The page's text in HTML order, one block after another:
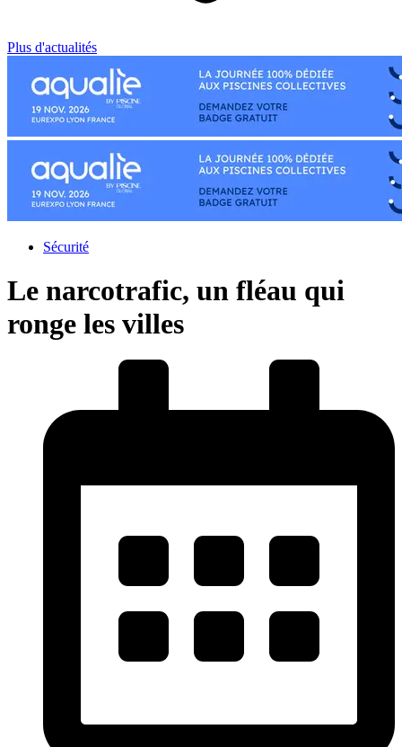
Plus d'actualités
Sécurité
Le narcotrafic, un fléau qui
ronge les villes